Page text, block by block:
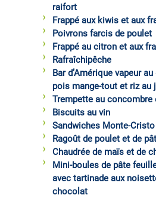
raifort
Frappé aux kiwis et aux
Poivrons farcis de poulet
Frappé au citron et aux
Rafraîchipêche
Bar d’Amérique vapeur
pois mange-tout et riz au
Trempette au concombre
Biscuits au vin
Sandwiches Monte-Cristo
Ragoût de poulet et de
Chaudrée de maïs et de
Mini-boules de pâte
avec tartinade aux
chocolat